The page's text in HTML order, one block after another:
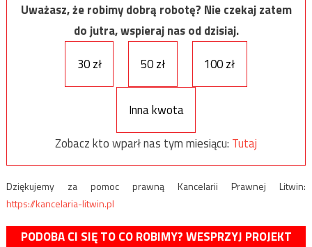
Uważasz, że robimy dobrą robotę? Nie czekaj zatem
do jutra, wspieraj nas od dzisiaj.
30 zł
50 zł 100 zł
Inna kwota
Zobacz kto wparł nas tym miesiącu: Tutaj
Dziękujemy za pomoc prawną Kancelarii Prawnej Litwin:
https://kancelaria-litwin.pl
PODOBA CI SIĘ TO CO ROBIMY? WESPRZYJ PROJEKT